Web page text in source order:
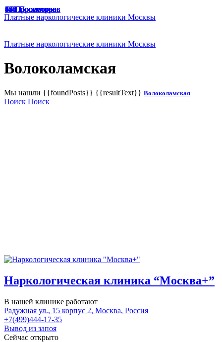
Платные наркологические клиники Москвы
Платные наркологические клиники Москвы
Волоколамская
Мы нашли {{foundPosts}} {{resultText}} Волоколамская
Поиск Поиск
49 Просмотров
Наркологическая клиника “Москва+”
В нашей клинике работают
Радужная ул., 15 корпус 2, Москва, Россия
+7(499)444-17-35
Вывод из запоя
Сейчас открыто
47 Просмотров
33 Просмотра
65 Просмотров
67 Просмотров
166 Просмотров
125 Просмотров
136 Просмотров
187 Просмотров
174 Просмотра
129 Просмотров
191 Просмотр
94 Просмотра
45 Просмотров
74 Просмотра
78 Просмотров